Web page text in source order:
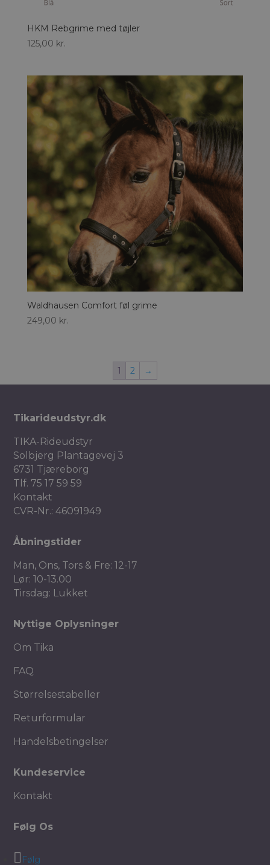
HKM Rebgrime med tøjler
125,00 kr.
Waldhausen Comfort føl grime
249,00 kr.
1 2 →
Tikarideudstyr.dk
TIKA-Rideudstyr
Solbjerg Plantagevej 3
6731 Tjæreborg
Tlf. 75 17 59 59
Kontakt
CVR-Nr.: 46091949
Åbningstider
Man, Ons, Tors & Fre: 12-17
Lør: 10-13.00
Tirsdag: Lukket
Nyttige Oplysninger
Om Tika
FAQ
Størrelsestabeller
Returformular
Handelsbetingelser
Kundeservice
Kontakt
Følg Os
Følg